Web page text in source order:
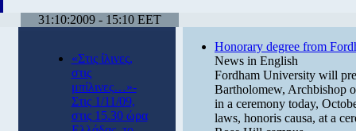
31:10:2009 - 15:10 EET
«Στις ίλινες,
στις
μπίλινες…»-
Στις 1/11/09,
στις 15.30 ώρα
Honorary degree from
News in English
Fordham University will
Bartholomew, Archbishop
in a ceremony today,
laws, honoris causa, at a